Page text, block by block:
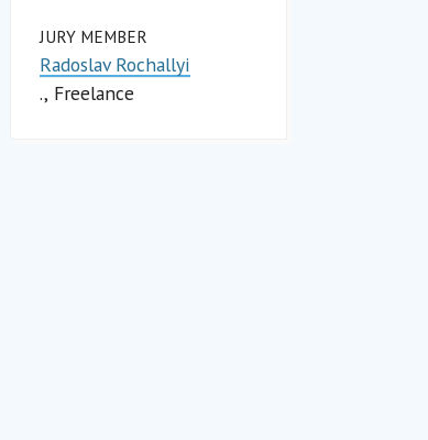
JURY MEMBER
Radoslav Rochallyi
. Freelance